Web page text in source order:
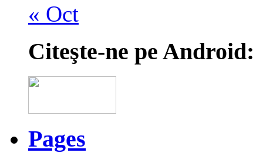
« Oct
Citeşte-ne pe Android:
Pages